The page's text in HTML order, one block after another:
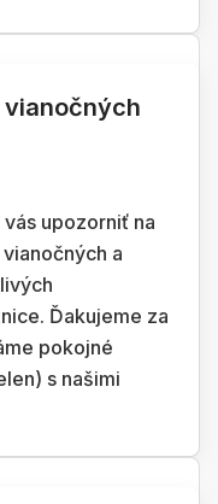
upozorniť na
a
Ďakujeme za
pokojné
s našimi